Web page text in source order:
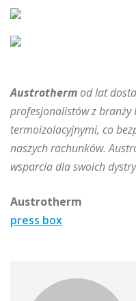
Austrothermod lat
profesjonalistów z branży
termoizolacyjnymi, co
naszych rachunków.
wsparcia dla swoich
Austrotherm
press box